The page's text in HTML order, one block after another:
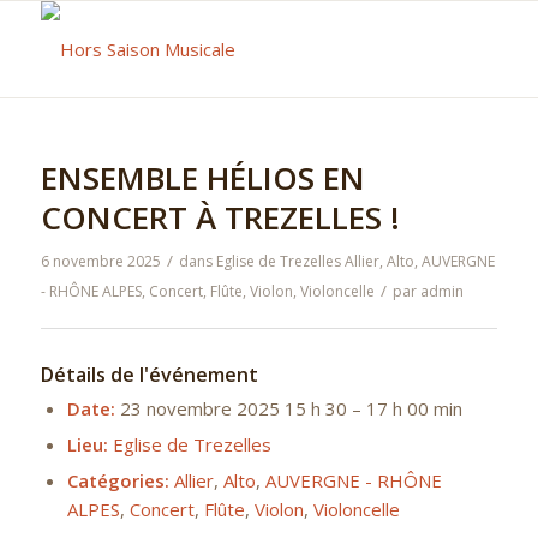
ENSEMBLE HÉLIOS EN
CONCERT À TREZELLES !
6 novembre 2025 / dans Eglise de Trezelles Allier, Alto, AUVERGNE
- RHÔNE ALPES, Concert, Flûte, Violon, Violoncelle / par admin
Détails de l'événement
Date: 23 novembre 2025 15 h 30 – 17 h 00 min
Lieu: Eglise de Trezelles
Catégories: Allier, Alto, AUVERGNE - RHÔNE
ALPES, Concert, Flûte, Violon, Violoncelle